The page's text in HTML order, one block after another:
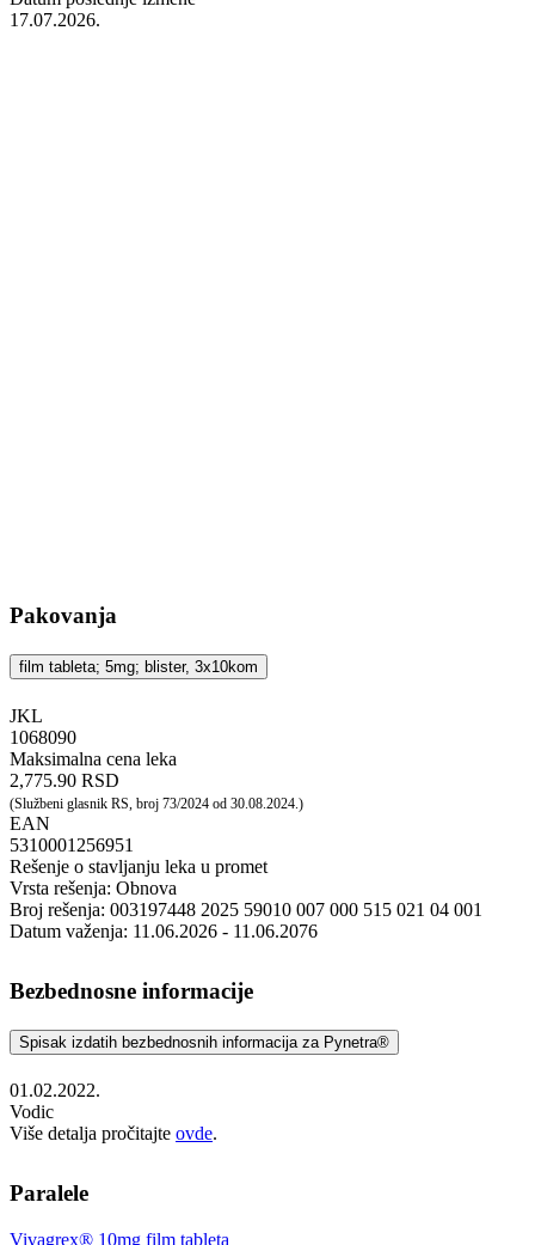
17.07.2026.
Pakovanja
film tableta; 5mg; blister, 3x10kom
JKL
‍1068090
Maksimalna cena leka
2,775.90 RSD
(Službeni glasnik RS, broj 73/2024 od 30.08.2024.)
EAN
5310001256951
Rešenje o stavljanju leka u promet
Vrsta rešenja: Obnova
Broj rešenja: 003197448 2025 59010 007 000 515 021 04 001
Datum važenja: 11.06.2026 - 11.06.2076
Bezbednosne informacije
Spisak izdatih bezbednosnih informacija za Pynetra®
01.02.2022.
Vodic
Više detalja pročitajte ovde.
Paralele
Vivagrex® 10mg film tableta